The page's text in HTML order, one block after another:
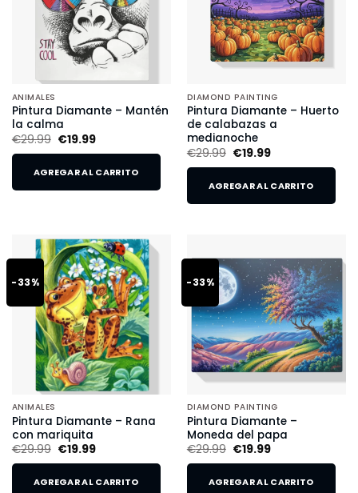
ANIMALES
Pintura Diamante – Mantén
la calma
€29.99 €19.99
AGREGAR AL CARRITO
DIAMOND PAINTING
Pintura Diamante – Huerto
de calabazas a
medianoche
€29.99 €19.99
AGREGAR AL CARRITO
-33%
ANIMALES
Pintura Diamante – Rana
con mariquita
€29.99 €19.99
AGREGAR AL CARRITO
-33%
DIAMOND PAINTING
Pintura Diamante –
Moneda del papa
€29.99 €19.99
AGREGAR AL CARRITO